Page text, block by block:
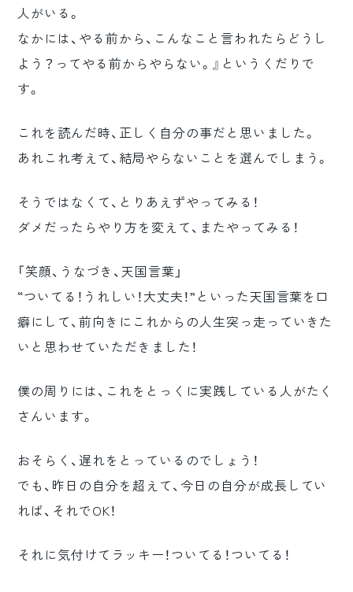
人がいる。
なかには、やる前から、こんなこと言われたらどうし
よう？ってやる前からやらない。』というくだりで
す。
これを読んだ時、正しく自分の事だと思いました。
あれこれ考えて、結局やらないことを選んでしまう。
そうではなくて、とりあえずやってみる！
ダメだったらやり方を変えて、またやってみる！
「笑顔、うなづき、天国言葉」
“ついてる！うれしい！大丈夫！”といった天国言葉を口
癖にして、前向きにこれからの人生突っ走っていきた
いと思わせていただきました！
僕の周りには、これをとっくに実践している人がたく
さんいます。
おそらく、遅れをとっているのでしょう！
でも、昨日の自分を超えて、今日の自分が成長してい
れば、それでOK！
それに気付けてラッキー！ついてる！ついてる！